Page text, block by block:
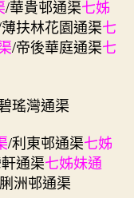
/華貴邨通渠七姊
扶林花園通渠七
/帝後華庭通渠七
瑤灣通渠
/利東邨通渠七姊
通渠七姊妹通
洲邨通渠